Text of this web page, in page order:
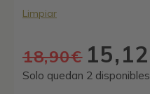
Limpiar
18,90€ El
precio
original
15,12
Solo quedan 2 disponibles